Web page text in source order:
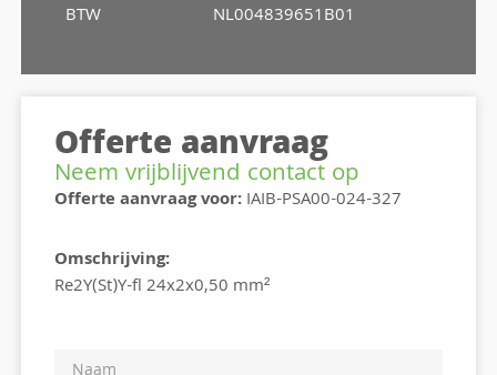
BTW
NL004839651B01
Offerte aanvraag
Neem vrijblijvend contact op
Offerte aanvraag voor:IAIB-PSA00-024-327
Omschrijving:
Re2Y(St)Y-fl 24x2x0,50 mm²